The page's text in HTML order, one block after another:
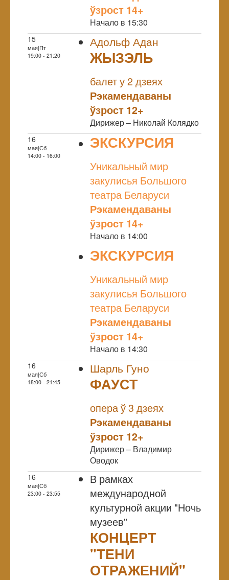
ўзрост 14+
Начало в 15:30
15
мая|Пт
19:00 - 21:20
Адольф Адан
ЖЫЗЭЛЬ
балет у 2 дзеях
Рэкамендаваны
ўзрост 12+
Дирижер – Николай Колядко
16
мая|Сб
14:00 - 16:00
ЭКСКУРСИЯ
Уникальный мир
закулисья Большого
театра Беларуси
Рэкамендаваны
ўзрост 14+
Начало в 14:00
ЭКСКУРСИЯ
Уникальный мир
закулисья Большого
театра Беларуси
Рэкамендаваны
ўзрост 14+
Начало в 14:30
16
мая|Сб
18:00 - 21:45
Шарль Гуно
ФАУСТ
опера ў 3 дзеях
Рэкамендаваны
ўзрост 12+
Дирижер – Владимир
Оводок
16
мая|Сб
23:00 - 23:55
В рамках
международной
культурной акции "Ночь
музеев"
КОНЦЕРТ
"ТЕНИ
ОТРАЖЕНИЙ"